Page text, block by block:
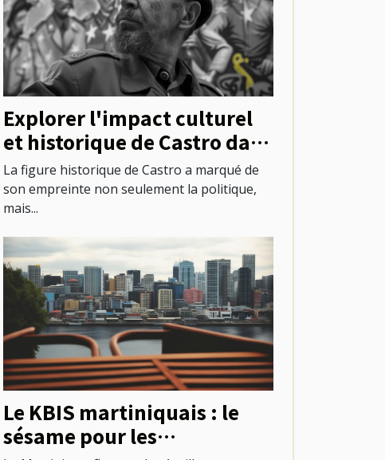
Explorer l'impact culturel
et historique de Castro dans
l'évolution urbaine
La figure historique de Castro a marqué de
son empreinte non seulement la politique,
mais...
Le KBIS martiniquais : le
sésame pour les